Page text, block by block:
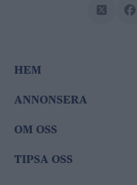
HEM
ANNONSERA
OM OSS
TIPSA OSS